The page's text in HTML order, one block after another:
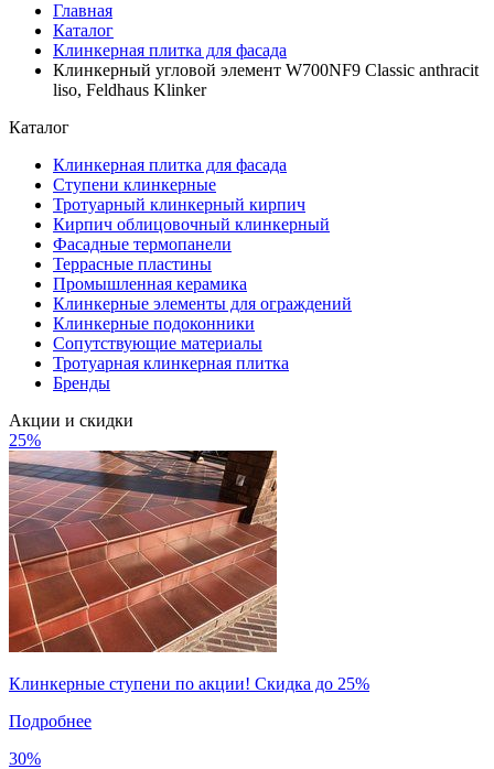
Главная
Каталог
Клинкерная плитка для фасада
Клинкерный угловой элемент W700NF9 Classic anthracit
liso, Feldhaus Klinker
Каталог
Клинкерная плитка для фасада
Ступени клинкерные
Тротуарный клинкерный кирпич
Кирпич облицовочный клинкерный
Фасадные термопанели
Террасные пластины
Промышленная керамика
Клинкерные элементы для ограждений
Клинкерные подоконники
Сопутствующие материалы
Тротуарная клинкерная плитка
Бренды
Акции и скидки
25%
Клинкерные ступени по акции! Скидка до 25%
Подробнее
30%